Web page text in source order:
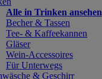
Alle in Trinken ansehen
Becher & Tassen
Tee- & Kaffeekannen
Gläser
Wein-Accessoires
Für Unterwegs
& Geschirr